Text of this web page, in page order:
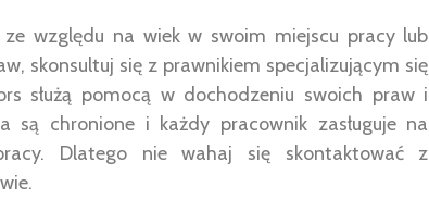
ze względu na wiek w swoim miejscu pracy lub
skonsultuj się z prawnikiem specjalizującym się
służą pomocą w dochodzeniu swoich praw i
są chronione i każdy pracownik zasługuje na
Dlatego nie wahaj się skontaktować z